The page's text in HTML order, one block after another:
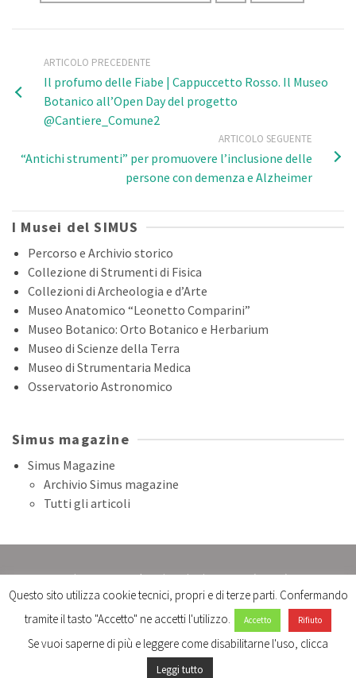
ARTICOLO PRECEDENTE
Il profumo delle Fiabe | Cappuccetto Rosso. Il Museo
Botanico all’Open Day del progetto
@Cantiere_Comune2
ARTICOLO SEGUENTE
“Antichi strumenti” per promuovere l’inclusione delle
persone con demenza e Alzheimer
I Musei del SIMUS
Percorso e Archivio storico
Collezione di Strumenti di Fisica
Collezioni di Archeologia e d’Arte
Museo Anatomico “Leonetto Comparini”
Museo Botanico: Orto Botanico e Herbarium
Museo di Scienze della Terra
Museo di Strumentaria Medica
Osservatorio Astronomico
Simus magazine
Simus Magazine
Archivio Simus magazine
Tutti gli articoli
Sistema Museale Universitario Senese (SIMUS)
Università di Siena 1240
Chiesa della Maddalena - Via Pier Andrea Mattioli, 4/B -53100 Siena
sistemamuseale@unisi.it - tel: 0577235469 -0577235468
© 2026 Sistema Museale Universitario Senese | SIMUS
Questo sito utilizza cookie tecnici, propri e di terze parti. Confermando
tramite il tasto "Accetto" ne accetti l'utilizzo.
Accetto Rifiuto
Se vuoi saperne di più e leggere come disabilitarne l'uso, clicca
Leggi tutto